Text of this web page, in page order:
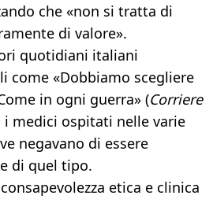
che «non si tratta di
di valore».
quotidiani italiani
come «Dobbiamo scegliere
in ogni guerra» (Corriere
i medici ospitati nelle varie
negavano di essere
di quel tipo.
etica e clinica